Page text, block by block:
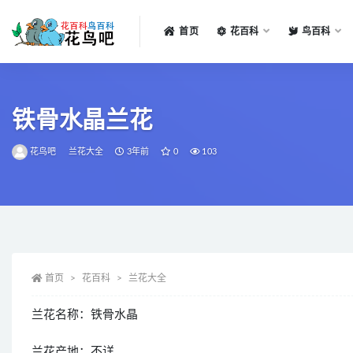
首页 花百科 鸟百科
铁骨水晶兰花
花鸟吧 兰花大全 3年前 0 103
首页 花百科 兰花大全
兰花名称：铁骨水晶